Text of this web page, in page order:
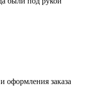
оформления заказа